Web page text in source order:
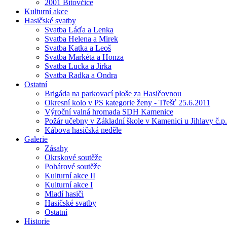
2001 Bítovčice
Kulturní akce
Hasičské svatby
Svatba Láďa a Lenka
Svatba Helena a Mirek
Svatba Katka a Leoš
Svatba Markéta a Honza
Svatba Lucka a Jirka
Svatba Radka a Ondra
Ostatní
Brigáda na parkovací ploše za Hasičovnou
Okresní kolo v PS kategorie ženy - Třešť 25.6.2011
Výroční valná hromada SDH Kamenice
Požár učebny v Základní škole v Kamenici u Jihlavy
Kábova hasičská neděle
Galerie
Zásahy
Okrskové soutěže
Pohárové soutěže
Kulturní akce II
Kulturní akce I
Mladí hasiči
Hasičské svatby
Ostatní
Historie